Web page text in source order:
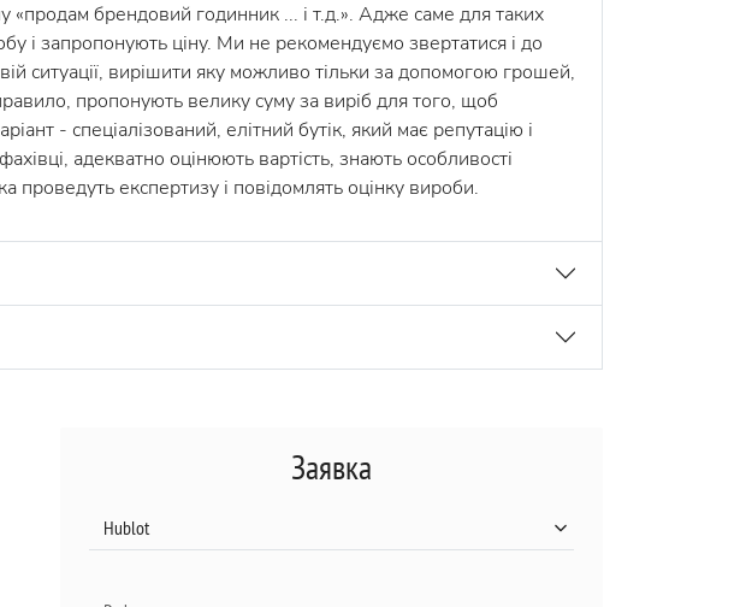
брендовий годинник ... і т.д.». Адже саме для таких
і запропонують ціну. Ми не рекомендуємо звертатися і до
ситуації, вирішити яку можливо тільки за допомогою грошей,
пропонують велику суму за виріб для того, щоб
- спеціалізований, елітний бутік, який має репутацію і
адекватно оцінюють вартість, знають особливості
проведуть експертизу і повідомлять оцінку вироби.
Заявка